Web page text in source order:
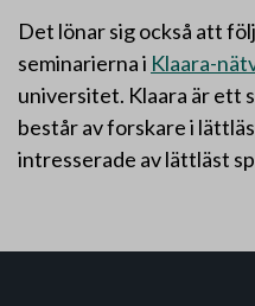
Det lönar sig också att
seminarierna i Klaara-
universitet. Klaara är ett
består av forskare i
intresserade av lättläst